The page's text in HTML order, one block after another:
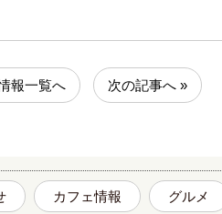
報一覧へ 次の記事へ »
カフェ情報 グルメ